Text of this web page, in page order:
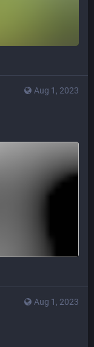
Aug 1, 2023
Aug 1, 2023